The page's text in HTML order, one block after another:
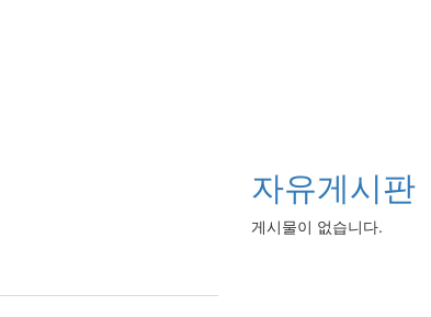
자유게시판
게시물이 없습니다.